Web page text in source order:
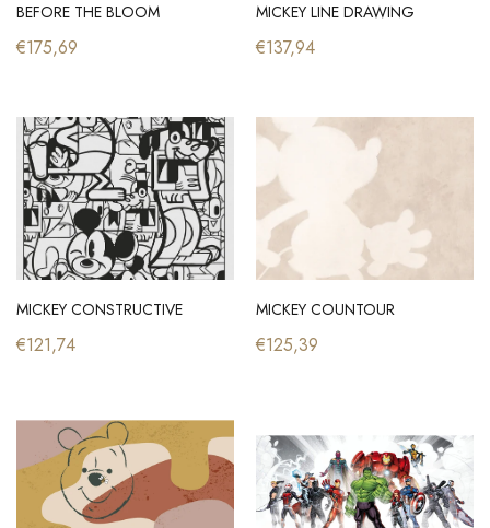
BEFORE THE BLOOM
€175,69
MICKEY LINE DRAWING
€137,94
MICKEY CONSTRUCTIVE
€121,74
MICKEY COUNTOUR
€125,39